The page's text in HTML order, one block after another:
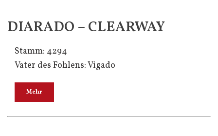
DIARADO – CLEARWAY
Stamm: 4294
Vater des Fohlens: Vigado
Mehr